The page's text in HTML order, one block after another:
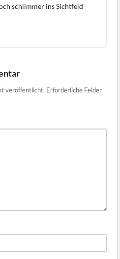
schlimmer ins Sichtfeld
veröffentlicht. Erforderliche Felder